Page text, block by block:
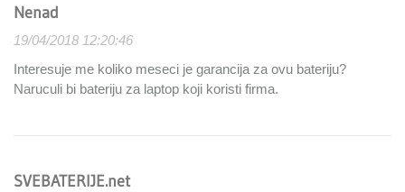
Nenad
19/04/2018 12:20:46
Interesuje me koliko meseci je garancija za ovu bateriju?
Naruculi bi bateriju za laptop koji koristi firma.
SVEBATERIJE.net